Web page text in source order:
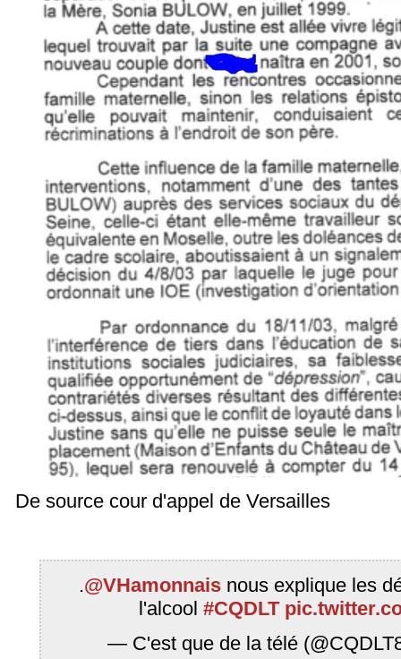
De source cour d'appel de Versailles
.@VHamonnais nous explique les
l'alcool#CQDLT
— C'est que de la télé